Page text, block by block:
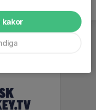
kakor